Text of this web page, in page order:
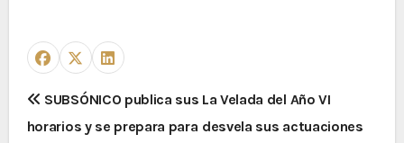
SUBSÓNICO publica sus
horarios y se prepara para
La Velada del Año VI
desvela sus actuaciones